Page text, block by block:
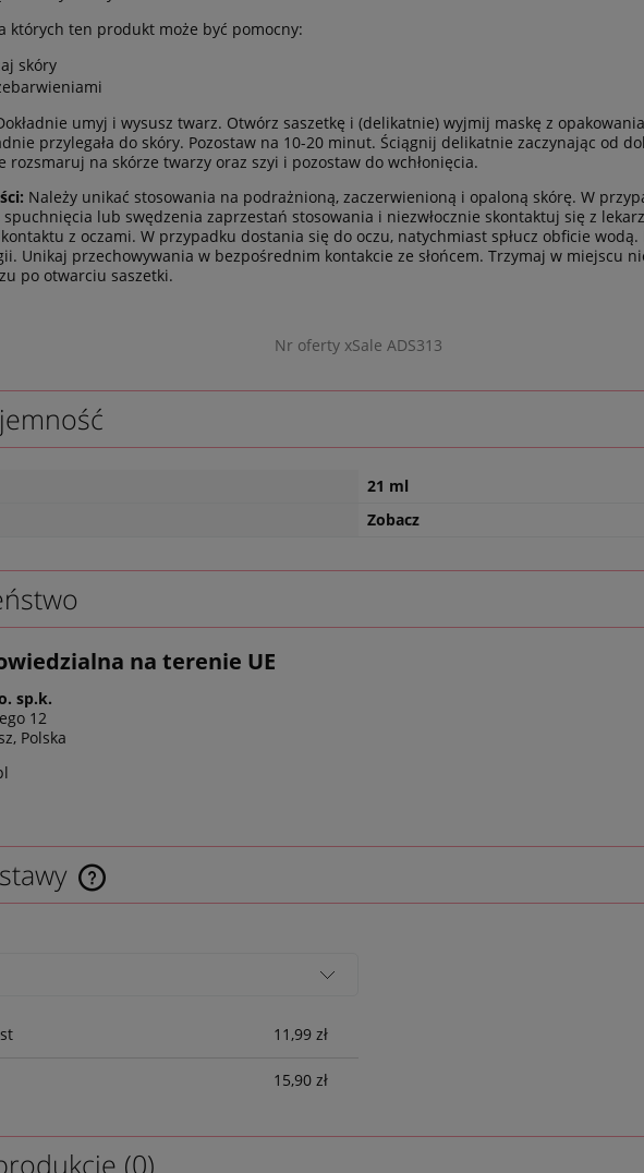
których ten produkt może być pomocny:
skóry
umyj i wysusz twarz. Otwórz saszetkę i (delikatnie) wyjmij maskę z
przylegała do skóry. Pozostaw na 10-20 minut. Ściągnij delikatnie zaczynając od
rozsmaruj na skórze twarzy oraz szyi i pozostaw do wchłonięcia.
Należy unikać stosowania na podrażnioną, zaczerwienioną i opaloną skórę. W
lub swędzenia zaprzestań stosowania i niezwłocznie skontaktuj się z
z oczami. W przypadku dostania się do oczu, natychmiast spłucz obficie
Unikaj przechowywania w bezpośrednim kontakcie ze słońcem. Trzymaj w miejscu
po otwarciu saszetki.
Nr oferty xSale ADS313
21 ml
Zobacz
na terenie UE
sp.k.
12
Polska
11,99 zł
15,90 zł
(0)